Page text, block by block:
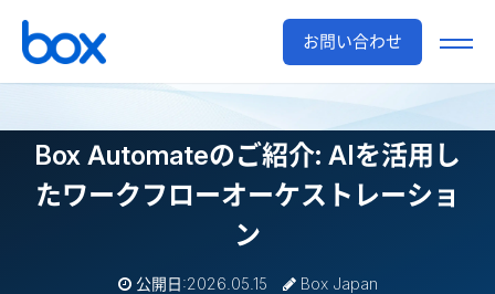
お問い合わせ
Box Automateのご紹介: AIを活用し
たワークフローオーケストレーショ
ン
公開日:2026.05.15 Box Japan